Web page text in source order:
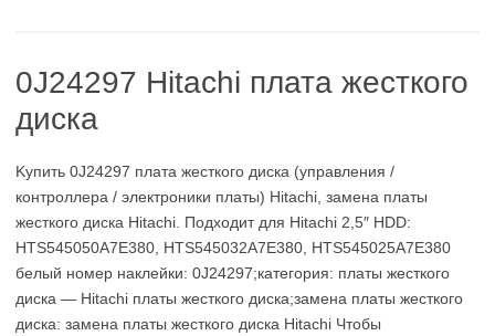
0J24297 Hitachi плата жесткого
диска
Kупить 0J24297 плата жесткого диска (управления /
контроллера / электроники платы) Hitachi, замена платы
жесткого диска Hitachi. Подходит для Hitachi 2,5″ HDD:
HTS545050A7E380, HTS545032A7E380, HTS545025A7E380
белый номер наклейки: 0J24297;категория: платы жесткого
диска — Hitachi платы жесткого диска;замена платы жесткого
диска: замена платы жесткого диска Hitachi Чтобы